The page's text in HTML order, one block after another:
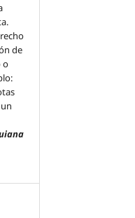
de
o